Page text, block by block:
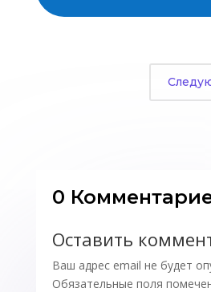
0
Оставить
Ваш адрес email не будет
Обязательные поля